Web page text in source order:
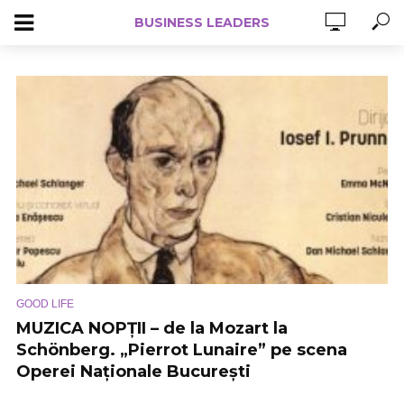
BUSINESS LEADERS
GOOD LIFE
MUZICA NOPȚII – de la Mozart la
Schönberg. „Pierrot Lunaire” pe scena
Operei Naționale București